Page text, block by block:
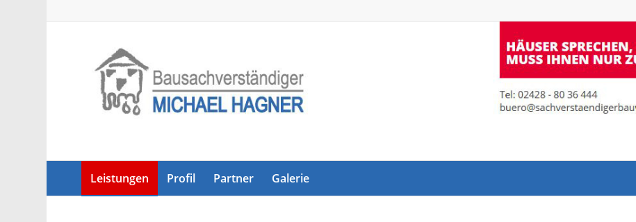
Leistungen Profil Partner Galerie